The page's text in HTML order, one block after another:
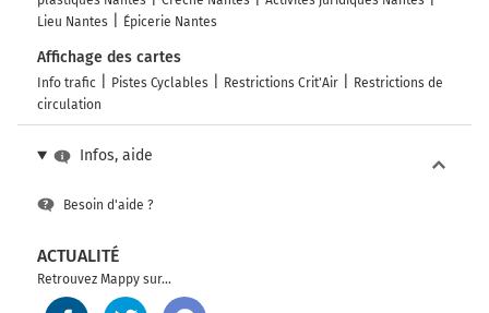
Lieu Nantes
Épicerie Nantes
Affichage des cartes
Info trafic Pistes Cyclables Restrictions Crit'Air
Restrictions de
circulation
Infos, aide
Besoin d'aide ?
ACTUALITÉ
Retrouvez Mappy sur...